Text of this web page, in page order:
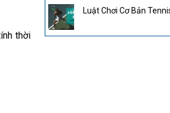
Luật Chơi Cơ Bản
thời